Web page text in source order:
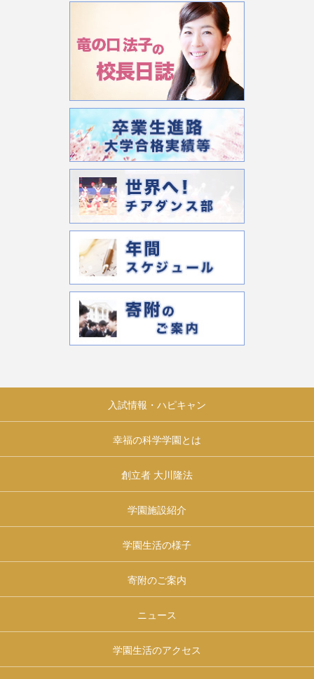
入試情報・ハピキャン
幸福の科学学園とは
創立者 大川隆法
学園施設紹介
学園生活の様子
寄附のご案内
ニュース
学園生活のアクセス